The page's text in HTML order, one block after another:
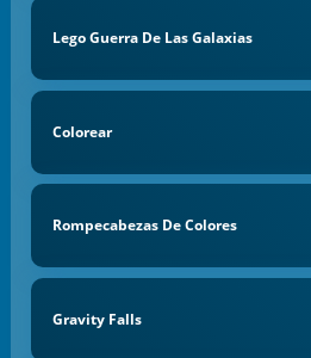
Lego Guerra De Las Galaxias
Colorear
Rompecabezas De Colores
Gravity Falls